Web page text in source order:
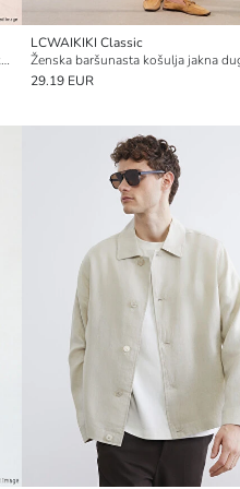
Muška karirana natkošulja jakna širokog kroja
LCWAIKIKI Classic
29.19 EUR